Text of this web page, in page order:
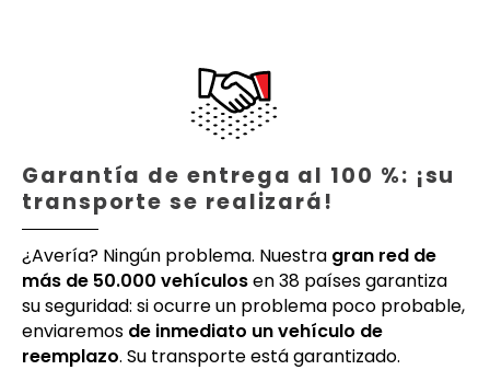
Garantía de entrega al 100 %: ¡su
transporte se realizará!
¿Avería? Ningún problema. Nuestra gran red de
más de 50.000 vehículosen 38 países garantiza
su seguridad: si ocurre un problema poco probable,
enviaremos de inmediato un vehículo de
reemplazo. Su transporte está garantizado.